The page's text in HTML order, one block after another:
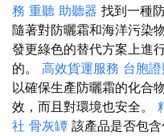
務 重聽 助聽器 找到一種
隨著對防曬霜和海洋污染
發更綠色的替代方案上進
的。 高效貨運服務 台胞
以確保生產防曬霜的化合
效，而且對環境也安全。
社 骨灰罈 該產品是否包